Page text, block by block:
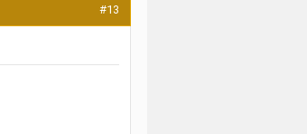
#13